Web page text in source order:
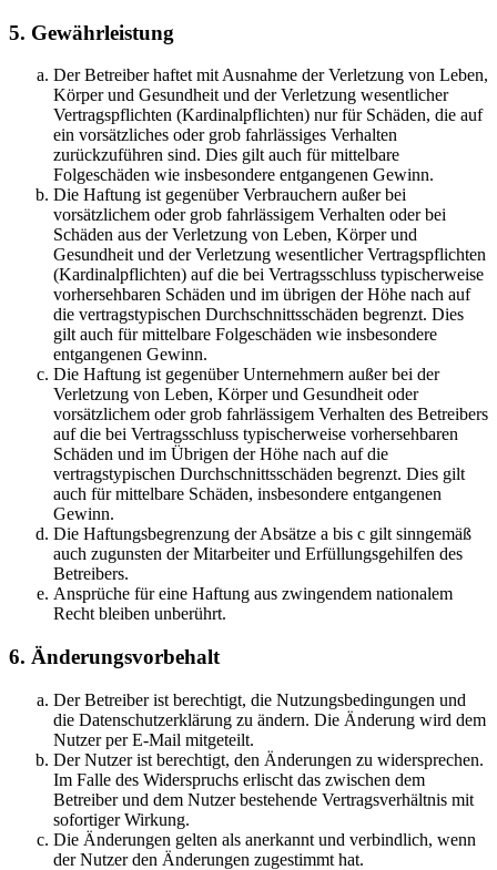
5. Gewährleistung
Der Betreiber haftet mit Ausnahme der Verletzung von Leben,
Körper und Gesundheit und der Verletzung wesentlicher
Vertragspflichten (Kardinalpflichten) nur für Schäden, die auf
ein vorsätzliches oder grob fahrlässiges Verhalten
zurückzuführen sind. Dies gilt auch für mittelbare
Folgeschäden wie insbesondere entgangenen Gewinn.
Die Haftung ist gegenüber Verbrauchern außer bei
vorsätzlichem oder grob fahrlässigem Verhalten oder bei
Schäden aus der Verletzung von Leben, Körper und
Gesundheit und der Verletzung wesentlicher Vertragspflichten
(Kardinalpflichten) auf die bei Vertragsschluss typischerweise
vorhersehbaren Schäden und im übrigen der Höhe nach auf
die vertragstypischen Durchschnittsschäden begrenzt. Dies
gilt auch für mittelbare Folgeschäden wie insbesondere
entgangenen Gewinn.
Die Haftung ist gegenüber Unternehmern außer bei der
Verletzung von Leben, Körper und Gesundheit oder
vorsätzlichem oder grob fahrlässigem Verhalten des Betreibers
auf die bei Vertragsschluss typischerweise vorhersehbaren
Schäden und im Übrigen der Höhe nach auf die
vertragstypischen Durchschnittsschäden begrenzt. Dies gilt
auch für mittelbare Schäden, insbesondere entgangenen
Gewinn.
Die Haftungsbegrenzung der Absätze a bis c gilt sinngemäß
auch zugunsten der Mitarbeiter und Erfüllungsgehilfen des
Betreibers.
Ansprüche für eine Haftung aus zwingendem nationalem
Recht bleiben unberührt.
6. Änderungsvorbehalt
Der Betreiber ist berechtigt, die Nutzungsbedingungen und
die Datenschutzerklärung zu ändern. Die Änderung wird dem
Nutzer per E-Mail mitgeteilt.
Der Nutzer ist berechtigt, den Änderungen zu widersprechen.
Im Falle des Widerspruchs erlischt das zwischen dem
Betreiber und dem Nutzer bestehende Vertragsverhältnis mit
sofortiger Wirkung.
Die Änderungen gelten als anerkannt und verbindlich, wenn
der Nutzer den Änderungen zugestimmt hat.